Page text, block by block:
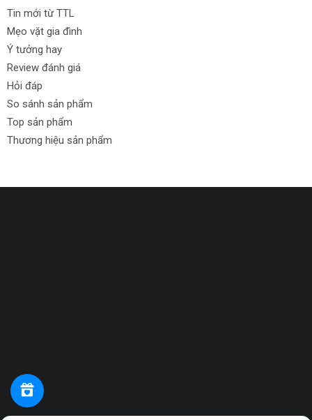
Tin mới từ TTL
Mẹo vặt gia đình
Ý tưởng hay
Review đánh giá
Hỏi đáp
So sánh sản phẩm
Top sản phẩm
Thương hiệu sản phẩm